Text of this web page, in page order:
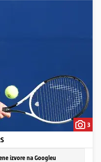
3
izvore na Googleu